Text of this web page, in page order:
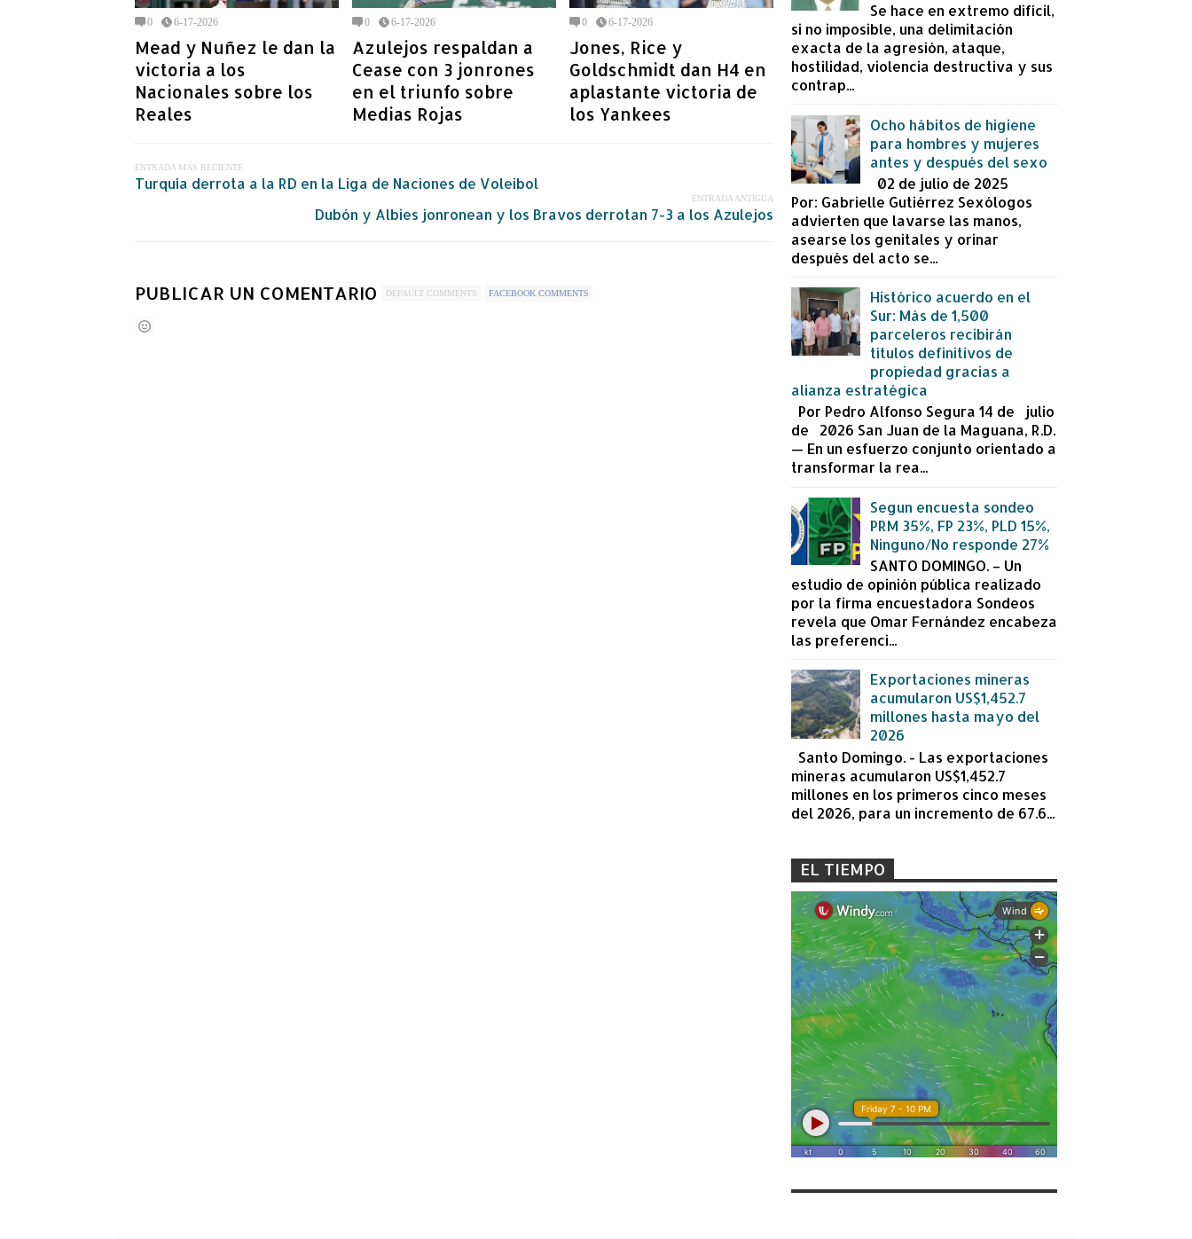
0 6-17-2026
Mead y Nuñez le dan la
victoria a los
Nacionales sobre los
Reales
0 6-17-2026
Azulejos respaldan a
Cease con 3 jonrones
en el triunfo sobre
Medias Rojas
0 6-17-2026
Jones, Rice y
Goldschmidt dan H4 en
aplastante victoria de
los Yankees
ENTRADA MÁS RECIENTE
Turquía derrota a la RD en la Liga de Naciones de Voleibol
ENTRADA ANTIGUA
Dubón y Albies jonronean y los Bravos derrotan 7-3 a los Azulejos
PUBLICAR UN COMENTARIO DEFAULT COMMENTS FACEBOOK COMMENTS
Se hace en extremo difícil,
si no imposible, una delimitación
exacta de la agresión, ataque,
hostilidad, violencia destructiva y sus
contrap...
Ocho hábitos de higiene
para hombres y mujeres
antes y después del sexo
02 de julio de 2025
Por: Gabrielle Gutiérrez Sexólogos
advierten que lavarse las manos,
asearse los genitales y orinar
después del acto se...
Histórico acuerdo en el
Sur: Más de 1,500
parceleros recibirán
títulos definitivos de
propiedad gracias a
alianza estratégica
Por Pedro Alfonso Segura 14 de julio
de 2026 San Juan de la Maguana, R.D.
— En un esfuerzo conjunto orientado a
transformar la rea...
Segun encuesta sondeo
PRM 35%, FP 23%, PLD 15%,
Ninguno/No responde 27%
SANTO DOMINGO. – Un
estudio de opinión pública realizado
por la firma encuestadora Sondeos
revela que Omar Fernández encabeza
las preferenci...
Exportaciones mineras
acumularon US$1,452.7
millones hasta mayo del
2026
Santo Domingo. - Las exportaciones
mineras acumularon US$1,452.7
millones en los primeros cinco meses
del 2026, para un incremento de 67.6...
EL TIEMPO